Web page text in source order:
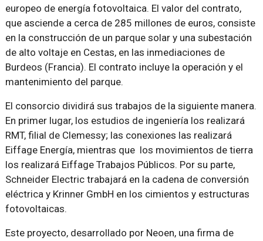
europeo de energía fotovoltaica. El valor del contrato,
que asciende a cerca de 285 millones de euros, consiste
en la construcción de un parque solar y una subestación
de alto voltaje en Cestas, en las inmediaciones de
Burdeos (Francia). El contrato incluye la operación y el
mantenimiento del parque.
El consorcio dividirá sus trabajos de la siguiente manera.
En primer lugar, los estudios de ingeniería los realizará
RMT, filial de Clemessy; las conexiones las realizará
Eiffage Energía, mientras que los movimientos de tierra
los realizará Eiffage Trabajos Públicos. Por su parte,
Schneider Electric trabajará en la cadena de conversión
eléctrica y Krinner GmbH en los cimientos y estructuras
fotovoltaicas.
Este proyecto, desarrollado por Neoen, una firma de